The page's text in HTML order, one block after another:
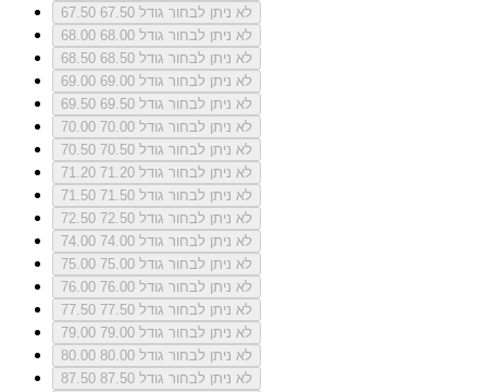
67.50
לא ניתן לבחור גודל 67.50
68.00
לא ניתן לבחור גודל 68.00
68.50
לא ניתן לבחור גודל 68.50
69.00
לא ניתן לבחור גודל 69.00
69.50
לא ניתן לבחור גודל 69.50
70.00
לא ניתן לבחור גודל 70.00
70.50
לא ניתן לבחור גודל 70.50
71.20
לא ניתן לבחור גודל 71.20
71.50
לא ניתן לבחור גודל 71.50
72.50
לא ניתן לבחור גודל 72.50
74.00
לא ניתן לבחור גודל 74.00
75.00
לא ניתן לבחור גודל 75.00
76.00
לא ניתן לבחור גודל 76.00
77.50
לא ניתן לבחור גודל 77.50
79.00
לא ניתן לבחור גודל 79.00
80.00
לא ניתן לבחור גודל 80.00
87.50
לא ניתן לבחור גודל 87.50